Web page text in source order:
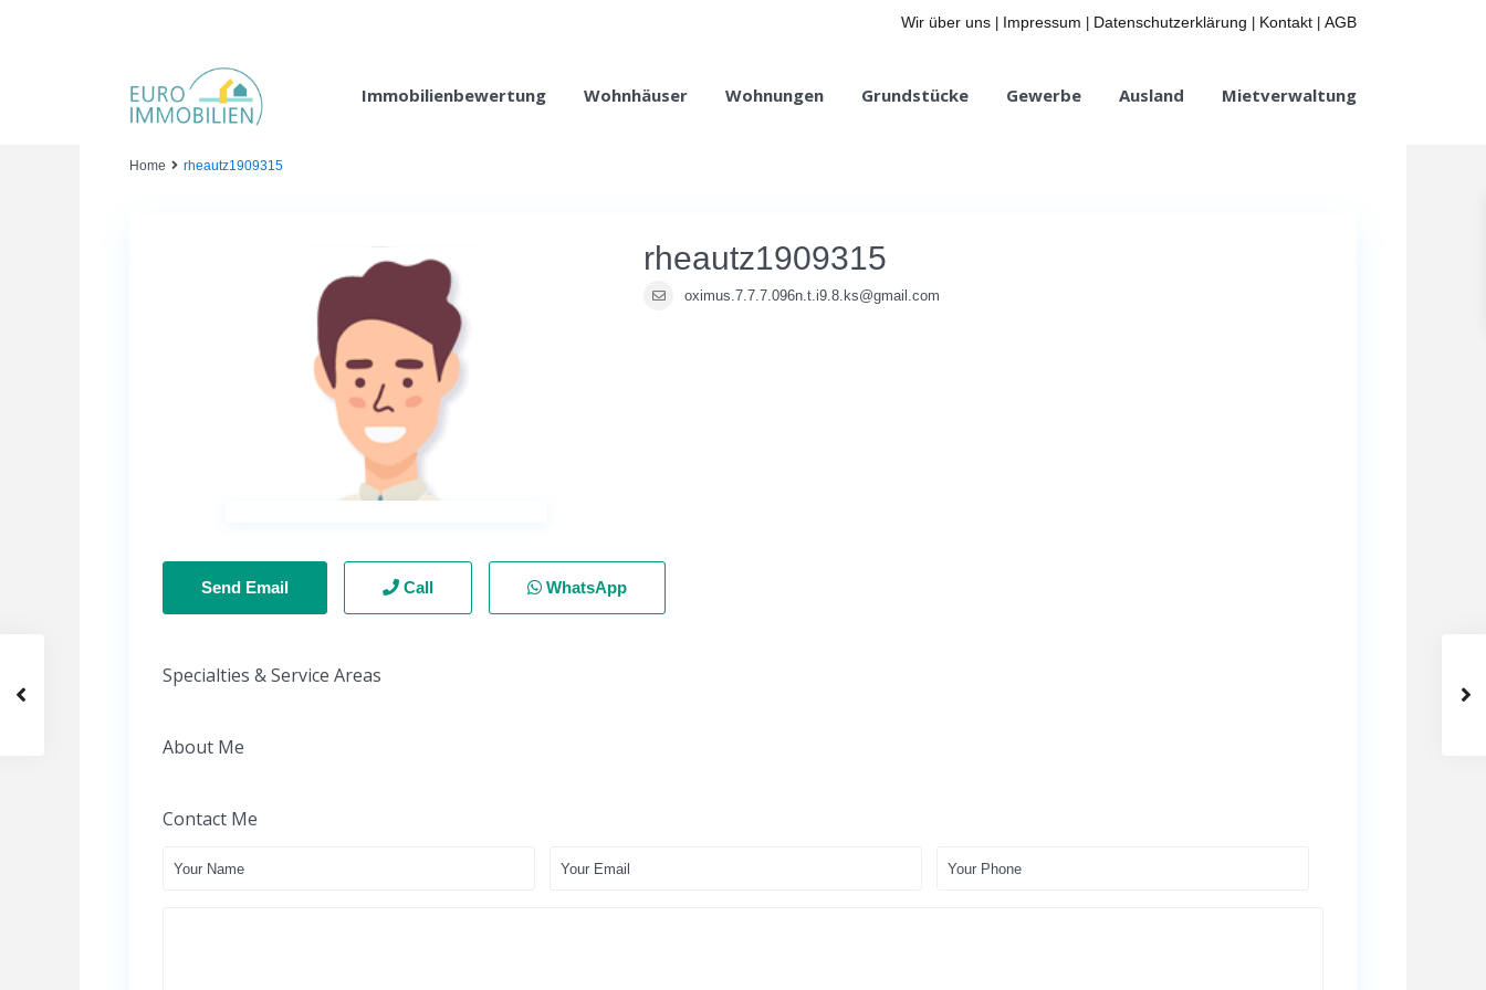
Wir über uns Impressum Datenschutzerklärung Kontakt AGB
Immobilienbewertung Wohnhäuser Wohnungen Grundstücke Gewerbe Ausland Mietverwaltung
Home rheautz1909315
rheautz1909315
oximus.7.7.7.096n.t.i9.8.ks@gmail.com
Send Email Call WhatsApp
Specialties & Service Areas
About Me
Contact Me